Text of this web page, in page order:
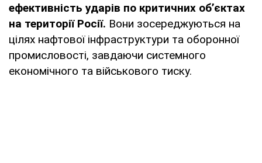
ефективність ударів по критичних об’єктах
на території Росії. Вони зосереджуються на
цілях нафтової інфраструктури та оборонної
промисловості, завдаючи системного
економічного та військового тиску.